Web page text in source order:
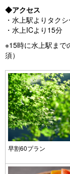
◆アクセス
・水上駅よりタク
・水上ICより15分
※15時に水上駅まで
須）
早割60プラン